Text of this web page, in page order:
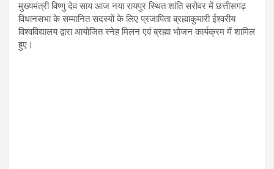
मुख्यमंत्री विष्णु देव साय आज नया रायपुर स्थित शांति सरोवर में छत्तीसगढ़
विधानसभा के सम्मानित सदस्यों के लिए प्रजापिता ब्रह्माकुमारी ईश्वरीय
विश्वविद्यालय द्वारा आयोजित स्नेह मिलन एवं ब्रह्मा भोजन कार्यक्रम में शामिल
हुए।